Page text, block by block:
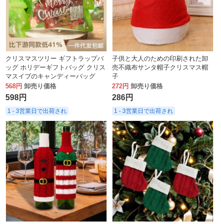
クリスマスツリー ギフトラップバ
ッグ ホリデーギフトバッグ クリス
マスイブのキャンディーバッグ
568円 卸売り価格
598円
1 - 3営業日で出荷され
子供と大人のための印刷された卸
売不織布サンタ帽子クリスマス帽
子
272円 卸売り価格
286円
1 - 3営業日で出荷され